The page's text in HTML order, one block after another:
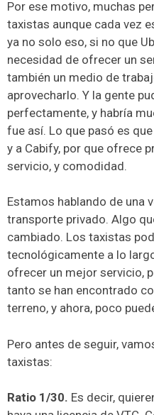
Por ese motivo, muchas
taxistas aunque cada vez
ya no solo eso, si no que
necesidad de ofrecer un
también un medio de
aprovecharlo. Y la gente
perfectamente, y habría
fue así. Lo que pasó es
y a Cabify, por que ofrece
servicio, y comodidad.
Estamos hablando de una
transporte privado. Algo
cambiado. Los taxistas
tecnológicamente a lo
ofrecer un mejor servicio,
tanto se han encontrado
terreno, y ahora, poco
Pero antes de seguir,
taxistas:
Ratio 1/30. Es decir,